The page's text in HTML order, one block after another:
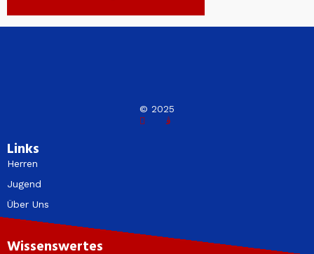
© 2025
Links
Herren
Jugend
Über Uns
Wissenswertes